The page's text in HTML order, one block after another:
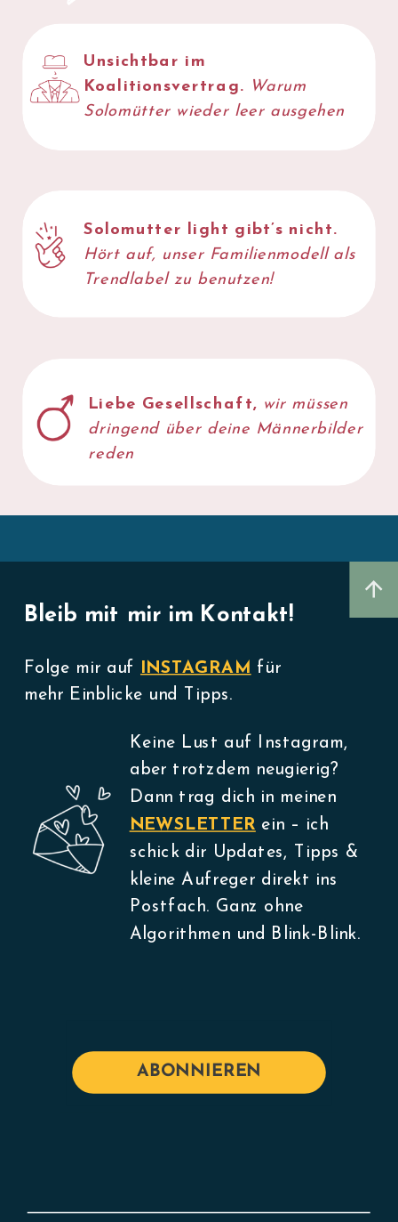
JETZT
LESEN
Unsichtbar im
Koalitionsvertrag.
Warum
Solomütter wieder leer ausgehen
Liebe Gesellschaft, wir müssen
dringend über deine Männerbilder
reden
Solomutter light gibt’s nicht.
Hört auf, unser Familienmodell als
Trendlabel zu benutzen!
Bleib mit mir im Kontakt!
Keine Lust auf Instagram,
aber trotzdem neugierig?
Dann trag dich in meinen
NEWSLETTER ein – ich
schick dir Updates, Tipps &
kleine Aufreger direkt ins
Postfach. Ganz ohne
Algorithmen und Blink-Blink.
Folge mir auf INSTAGRAM für
mehr Einblicke und Tipps.